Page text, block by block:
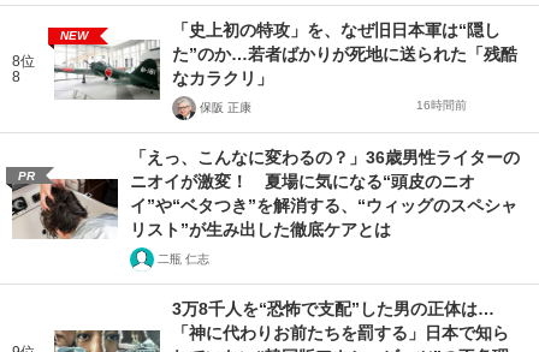
8位
8
NEW
「史上初の特攻」を、なぜ旧日本軍は“隠し
た”のか…若者ばかりが死地に送られた「残酷
なカラクリ」
保阪 正康 16時間前
PR
「えっ、こんなに変わるの？」36歳男性ライターの
ニオイが激変！ 夏場に気になる“頭皮のニオ
イ”や“ベタつき”を解消する、“ウィッグのスペシャ
リスト”が生み出した徹底ケアとは
二瓶 仁志
3万8千人を“恐怖で支配”した男の正体は…
「神に代わりお前たちを罰する」日本で知ら